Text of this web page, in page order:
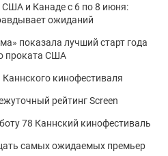
и Канаде с 6 по 8 июня:
ожиданий
показала лучший старт года
проката США
кинофестиваля
рейтинг Screen
78 Каннский кинофестиваль
самых ожидаемых премьер